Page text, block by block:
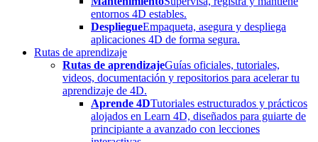
entornos 4D estables.
DespliegueEmpaqueta, asegura y despliega
aplicaciones 4D de forma segura.
Rutas de aprendizaje
Rutas de aprendizajeGuías oficiales, tutoriales,
videos, documentación y repositorios para acelerar tu
aprendizaje de 4D.
Aprende 4DTutoriales estructurados y prácticos
alojados en Learn 4D, diseñados para guiarte de
principiante a avanzado con lecciones